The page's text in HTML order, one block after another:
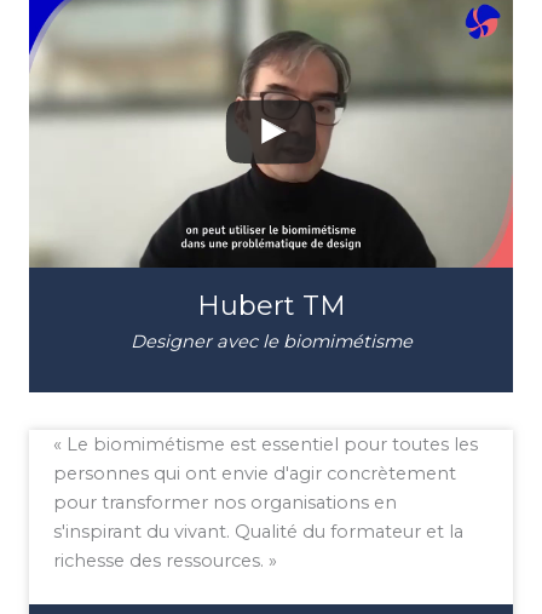
Hubert TM
Designer avec le biomimétisme
« Le biomimétisme est essentiel pour toutes les
personnes qui ont envie d'agir concrètement
pour transformer nos organisations en
s'inspirant du vivant. Qualité du formateur et la
richesse des ressources. »